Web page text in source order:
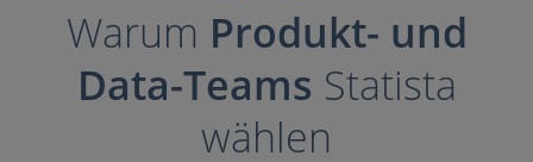
Warum Produkt- und
Data-Teams Statista
wählen